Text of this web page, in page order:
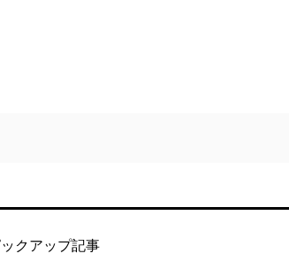
クアップ記事